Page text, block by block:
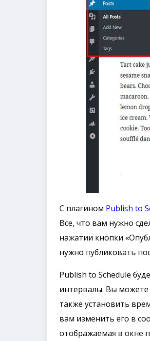
С плагином Publish to
Все, что вам нужно
нажатии кнопки
нужно публиковать
Publish to Schedule
интервалы. Вы можете
также установить
вам изменить его в
отображаемая в окне